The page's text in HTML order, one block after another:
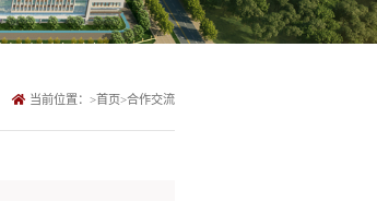
当前位置： >首页>合作交流